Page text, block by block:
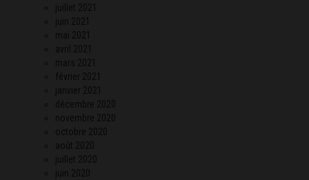
juillet 2021
juin 2021
mai 2021
avril 2021
mars 2021
février 2021
janvier 2021
décembre 2020
novembre 2020
octobre 2020
août 2020
juillet 2020
juin 2020